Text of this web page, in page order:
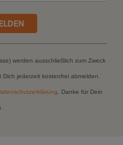
werden ausschließlich zum Zweck
jederzeit kostenfrei abmelden.
. Danke für Dein